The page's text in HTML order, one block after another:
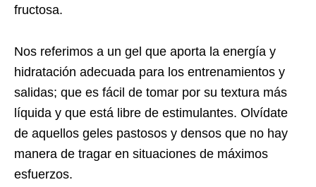
fructosa.
Nos referimos a un gel que aporta la energía y
hidratación adecuada para los entrenamientos y
salidas; que es fácil de tomar por su textura más
líquida y que está libre de estimulantes. Olvídate
de aquellos geles pastosos y densos que no hay
manera de tragar en situaciones de máximos
esfuerzos.